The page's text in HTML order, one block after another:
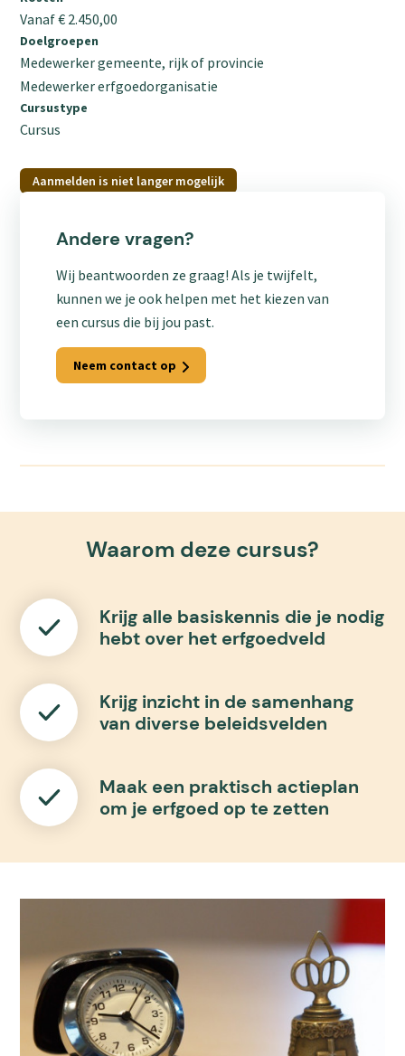
Vanaf € 2.450,00
Doelgroepen
Medewerker gemeente, rijk of provincie
Medewerker erfgoedorganisatie
Cursustype
Cursus
Aanmelden is niet langer mogelijk
Andere vragen?
Wij beantwoorden ze graag! Als je twijfelt,
kunnen we je ook helpen met het kiezen van
een cursus die bij jou past.
Neem contact op
Waarom deze cursus?
Krijg alle basiskennis die je nodig
hebt over het erfgoedveld
Krijg inzicht in de samenhang
van diverse beleidsvelden
Maak een praktisch actieplan
om je erfgoed op te zetten